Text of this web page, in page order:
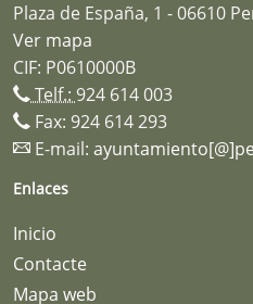
Plaza de España, 1 - 06610
Ver mapa
CIF: P0610000B
Telf.: 924 614 003
Fax: 924 614 293
E-mail:
Enlaces
Inicio
Contacte
Mapa web